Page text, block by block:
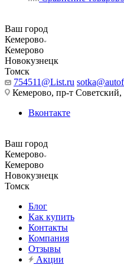
Ваш город
Кемерово
Кемерово
Новокузнецк
Томск
754511@List.ru
Кемерово, пр-т Советский,
Вконтакте
Ваш город
Кемерово
Кемерово
Новокузнецк
Томск
Блог
Как купить
Контакты
Компания
Отзывы
Акции